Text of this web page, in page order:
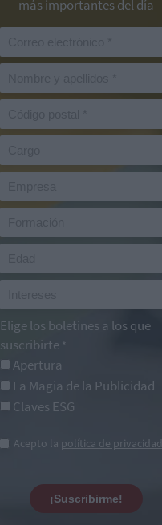
más importantes del día
Elige los boletines a los que
suscribirte *
Apertura
La Magia de la Publicidad
Claves ESG
Acepto la política de privacidad
¡Suscribirme!